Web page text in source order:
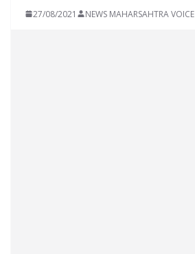
27/08/2021 NEWS MAHARSAHTRA VOICE